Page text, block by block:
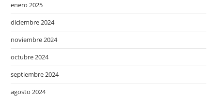
enero 2025
diciembre 2024
noviembre 2024
octubre 2024
septiembre 2024
agosto 2024